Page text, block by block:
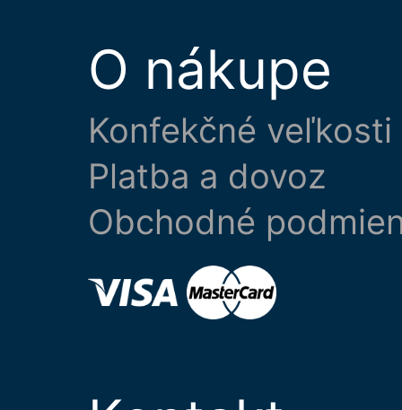
O nákupe
Konfekčné veľkosti
Platba a dovoz
Obchodné